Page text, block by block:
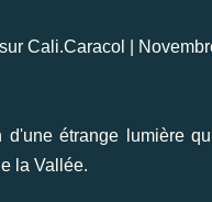
Cali.Caracol |
étrange lumière
la Vallée.